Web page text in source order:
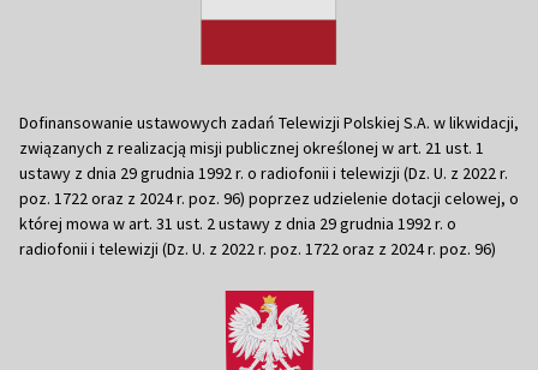
Dofinansowanie ustawowych zadań Telewizji Polskiej S.A. w likwidacji,
związanych z realizacją misji publicznej określonej w art. 21 ust. 1
ustawy z dnia 29 grudnia 1992 r. o radiofonii i telewizji (Dz. U. z 2022 r.
poz. 1722 oraz z 2024 r. poz. 96) poprzez udzielenie dotacji celowej, o
której mowa w art. 31 ust. 2 ustawy z dnia 29 grudnia 1992 r. o
radiofonii i telewizji (Dz. U. z 2022 r. poz. 1722 oraz z 2024 r. poz. 96)